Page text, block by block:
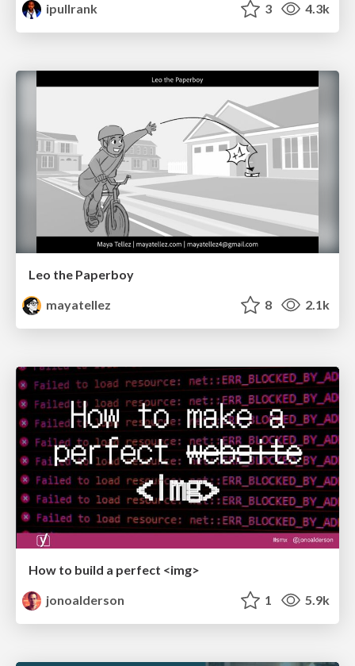
ipullrank
3 4.3k
Leo the Paperboy
mayatellez
8 2.1k
How to build a perfect <img>
jonoalderson
1 5.9k